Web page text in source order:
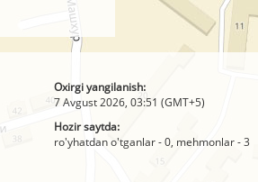
Oxirgi yangilanish:
7 Avgust 2026, 03:51 (GMT+5)
Hozir saytda:
ro'yhatdan o'tganlar - 0, mehmonlar - 3